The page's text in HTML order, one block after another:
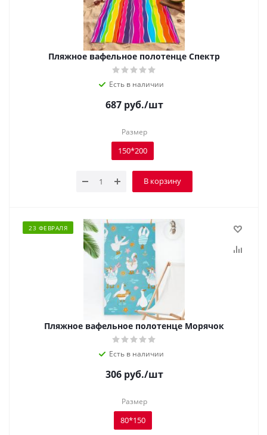
Пляжное вафельное полотенце Спектр
Есть в наличии
687руб./шт
Размер
150*200
В корзину
23 ФЕВРАЛЯ
Пляжное вафельное полотенце Морячок
Есть в наличии
306руб./шт
Размер
80*150